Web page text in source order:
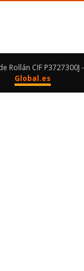
Rollán CIF
Global.es